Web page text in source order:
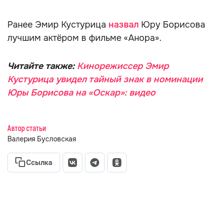
Ранее Эмир Кустурица назвал Юру Борисова
лучшим актёром в фильме «Анора».
Читайте также: Кинорежиссер Эмир
Кустурица увидел тайный знак в номинации
Юры Борисова на «Оскар»: видео
Автор статьи
Валерия Бусловская
Ссылка